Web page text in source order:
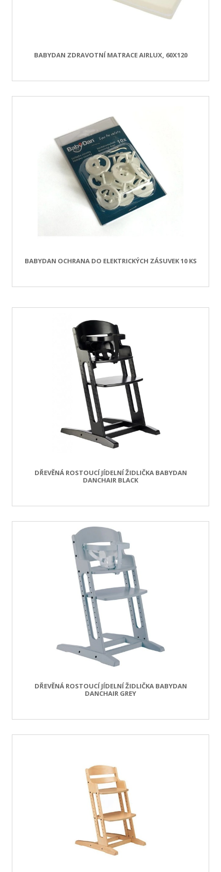
BABYDAN ZDRAVOTNÍ MATRACE AIRLUX, 60X120
BABYDAN OCHRANA DO ELEKTRICKÝCH ZÁSUVEK 10 KS
DŘEVĚNÁ ROSTOUCÍ JÍDELNÍ ŽIDLIČKA BABYDAN
DANCHAIR BLACK
DŘEVĚNÁ ROSTOUCÍ JÍDELNÍ ŽIDLIČKA BABYDAN
DANCHAIR GREY